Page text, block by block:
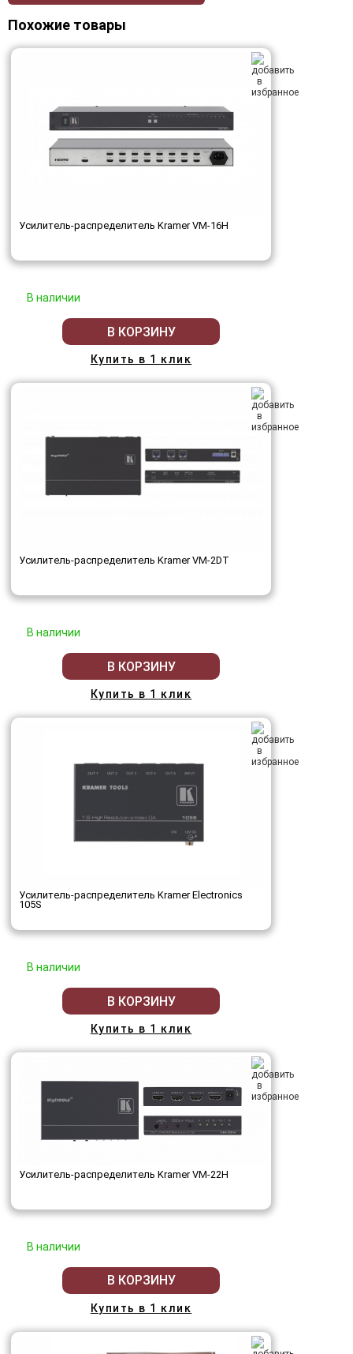
Похожие товары
Усилитель-распределитель Kramer VM-16H
В наличии
В КОРЗИНУ
Купить в 1 клик
Усилитель-распределитель Kramer VM-2DT
В наличии
В КОРЗИНУ
Купить в 1 клик
Усилитель-распределитель Kramer Electronics
105S
В наличии
В КОРЗИНУ
Купить в 1 клик
Усилитель-распределитель Kramer VM-22H
В наличии
В КОРЗИНУ
Купить в 1 клик